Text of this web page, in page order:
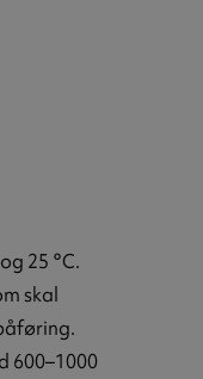
25 °C.
skal
600–1000